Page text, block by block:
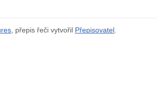
, přepis řeči vytvořil Přepisovatel